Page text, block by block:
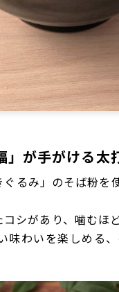
」が手がける太
るみ」のそば粉を
シがあり、噛むほ
味わいを楽しめる